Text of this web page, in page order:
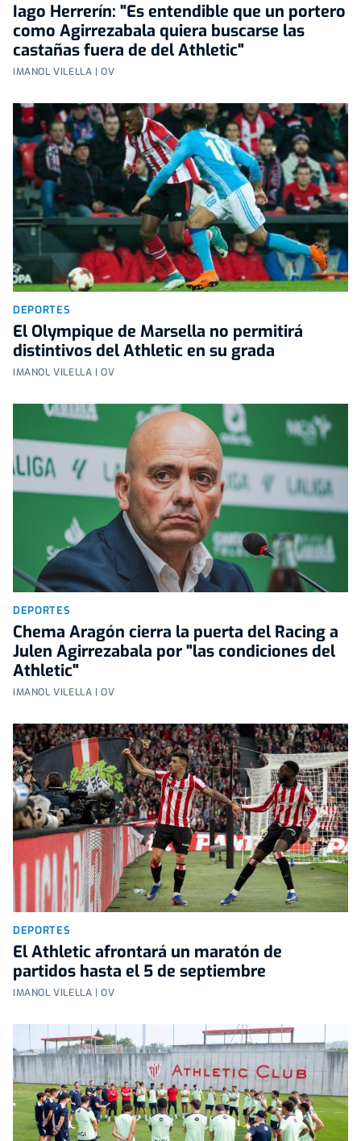
Iago Herrerín: "Es entendible que un portero
como Agirrezabala quiera buscarse las
castañas fuera de del Athletic"
IMANOL VILELLA | OV
DEPORTES
El Olympique de Marsella no permitirá
distintivos del Athletic en su grada
IMANOL VILELLA | OV
DEPORTES
Chema Aragón cierra la puerta del Racing a
Julen Agirrezabala por "las condiciones del
Athletic"
IMANOL VILELLA | OV
DEPORTES
El Athletic afrontará un maratón de
partidos hasta el 5 de septiembre
IMANOL VILELLA | OV